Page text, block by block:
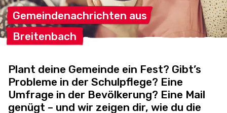
Gemeindenachrichten aus
Breitenbach
Plant deine Gemeinde ein Fest? Gibt’s
Probleme in der Schulpflege? Eine
Umfrage in der Bevölkerung? Eine Mail
genügt – und wir zeigen dir, wie du die